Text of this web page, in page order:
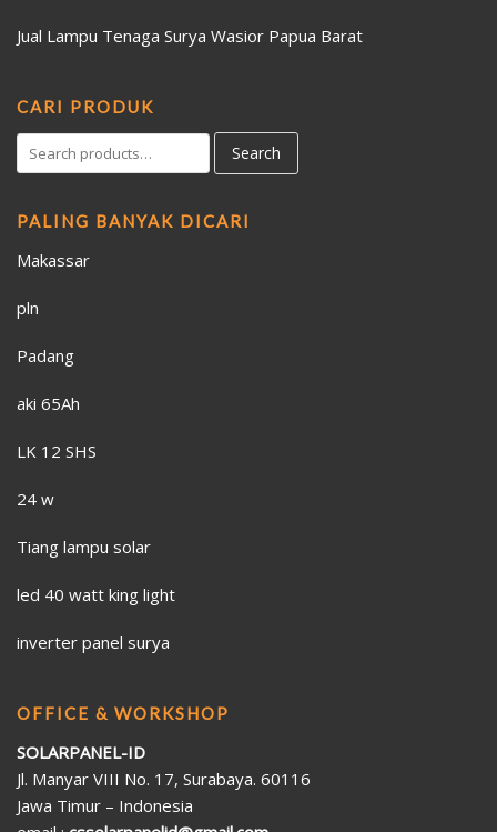
Jual Lampu Tenaga Surya Wasior Papua Barat
CARI PRODUK
Search
PALING BANYAK DICARI
Makassar
pln
Padang
aki 65Ah
LK 12 SHS
24 w
Tiang lampu solar
led 40 watt king light
inverter panel surya
OFFICE & WORKSHOP
SOLARPANEL-ID
Jl. Manyar VIII No. 17, Surabaya. 60116
Jawa Timur – Indonesia